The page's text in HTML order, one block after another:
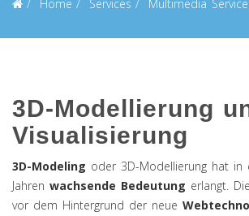
Home Services Multimedia
3D-Modellierung
Visualisierung
3D-Modeling oder 3D-Modellierung hat in
Jahren wachsende Bedeutung erlangt.
vor dem Hintergrund der neue